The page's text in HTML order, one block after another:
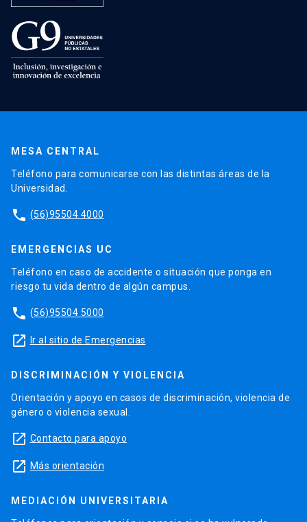
MESA CENTRAL
Teléfono para comunicarse con las distintas áreas de la
Universidad.
phone (56)95504 4000
EMERGENCIAS UC
Teléfono en caso de accidente o situación que ponga en
riesgo tu vida dentro de algún campus.
phone (56)95504 5000
launch Ir al sitio de Emergencias
DISCRIMINACIÓN Y VIOLENCIA
Orientación y apoyo en casos de discriminación, violencia de
género o violencia sexual.
launch Contacto para apoyo
launch Más orientación
MEDIACIÓN UNIVERSITARIA